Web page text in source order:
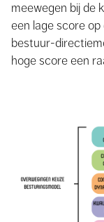
meewegen bij de
een lage score
bestuur-
hoge score een